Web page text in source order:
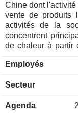
Chine dont
vente de produits
activités de la
concentrent
de chaleur à partir
renouvelable,
intégrés et
également
Employés
Secteur
Agenda